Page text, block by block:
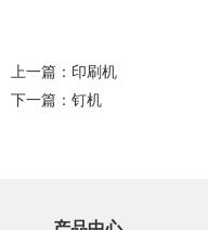
上一篇： 印刷机
下一篇： 钉机